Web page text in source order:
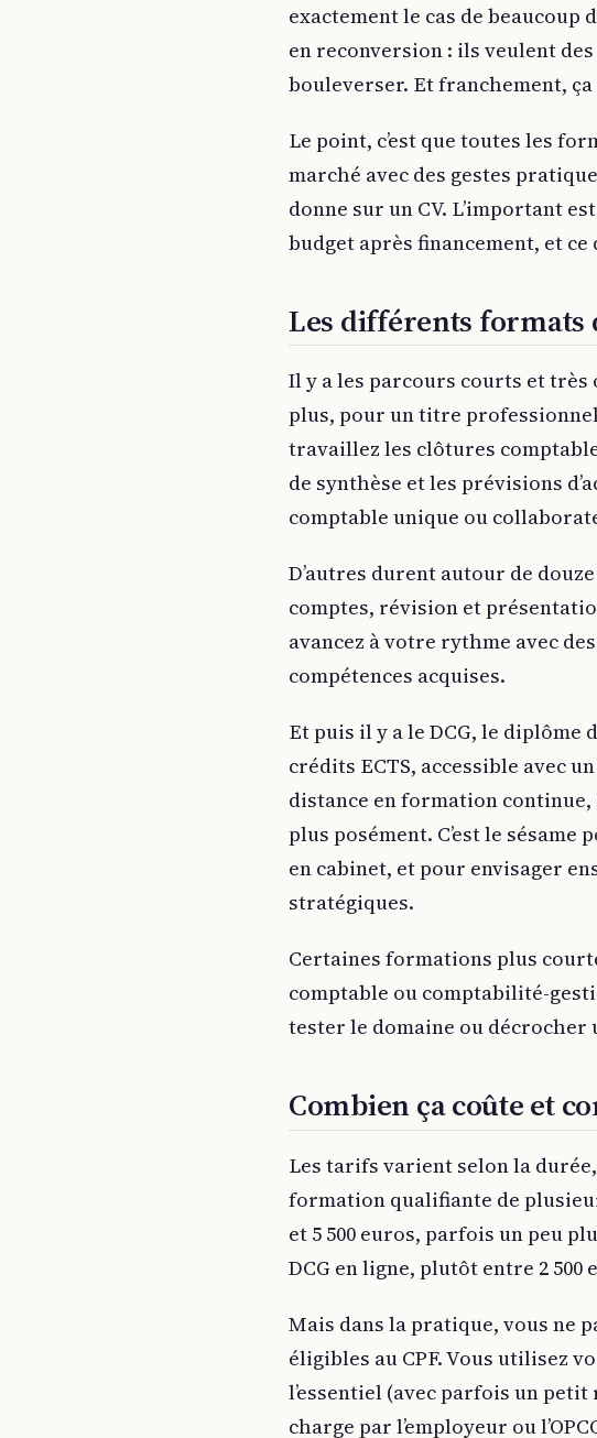
exactement le cas de beaucoup
en reconversion : ils veulent
bouleverser. Et franchement,
Le point, c’est que toutes les
marché avec des gestes
donne sur un CV. L’important
budget après financement, et
Les différents
Il y a les parcours courts et
plus, pour un titre
travaillez les clôtures
de synthèse et les prévisions
comptable unique ou
D’autres durent autour de
comptes, révision et
avancez à votre rythme avec
compétences acquises.
Et puis il y a le DCG, le diplôme
crédits ECTS, accessible avec
distance en formation
plus posément. C’est le
en cabinet, et pour envisager
stratégiques.
Certaines formations plus
comptable ou comptabilité-
tester le domaine ou
Combien ça coûte et
Les tarifs varient selon la
formation qualifiante de
et 5 500 euros, parfois un peu
DCG en ligne, plutôt entre 2 500
Mais dans la pratique, vous ne
éligibles au CPF. Vous utilisez
l’essentiel (avec parfois un
charge par l’employeur ou